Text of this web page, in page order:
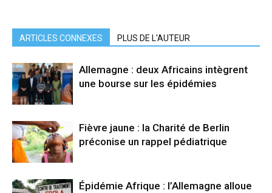
ARTICLES CONNEXES PLUS DE L'AUTEUR
Allemagne : deux Africains intègrent
une bourse sur les épidémies
Fièvre jaune : la Charité de Berlin
préconise un rappel pédiatrique
Épidémie Afrique : l’Allemagne alloue